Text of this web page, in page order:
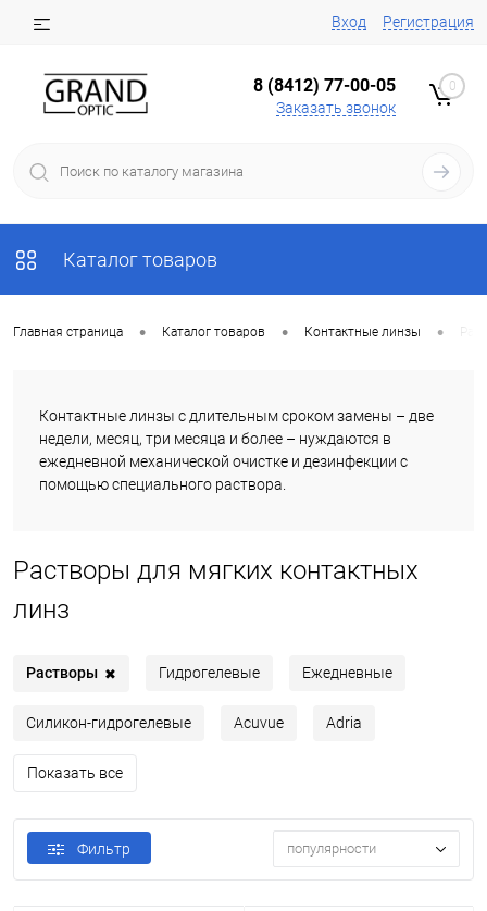
Вход Регистрация
8 (8412) 77-00-05
Заказать звонок
0
Каталог товаров
Главная страница • Каталог товаров • Контактные линзы •
Контактные линзы с длительным сроком замены – две
недели, месяц, три месяца и более – нуждаются в
ежедневной механической очистке и дезинфекции с
помощью специального раствора.
Растворы для мягких контактных
линз
Растворы ✖ Гидрогелевые Ежедневные
Силикон-гидрогелевые Acuvue Adria
Показать все
Фильтр популярности